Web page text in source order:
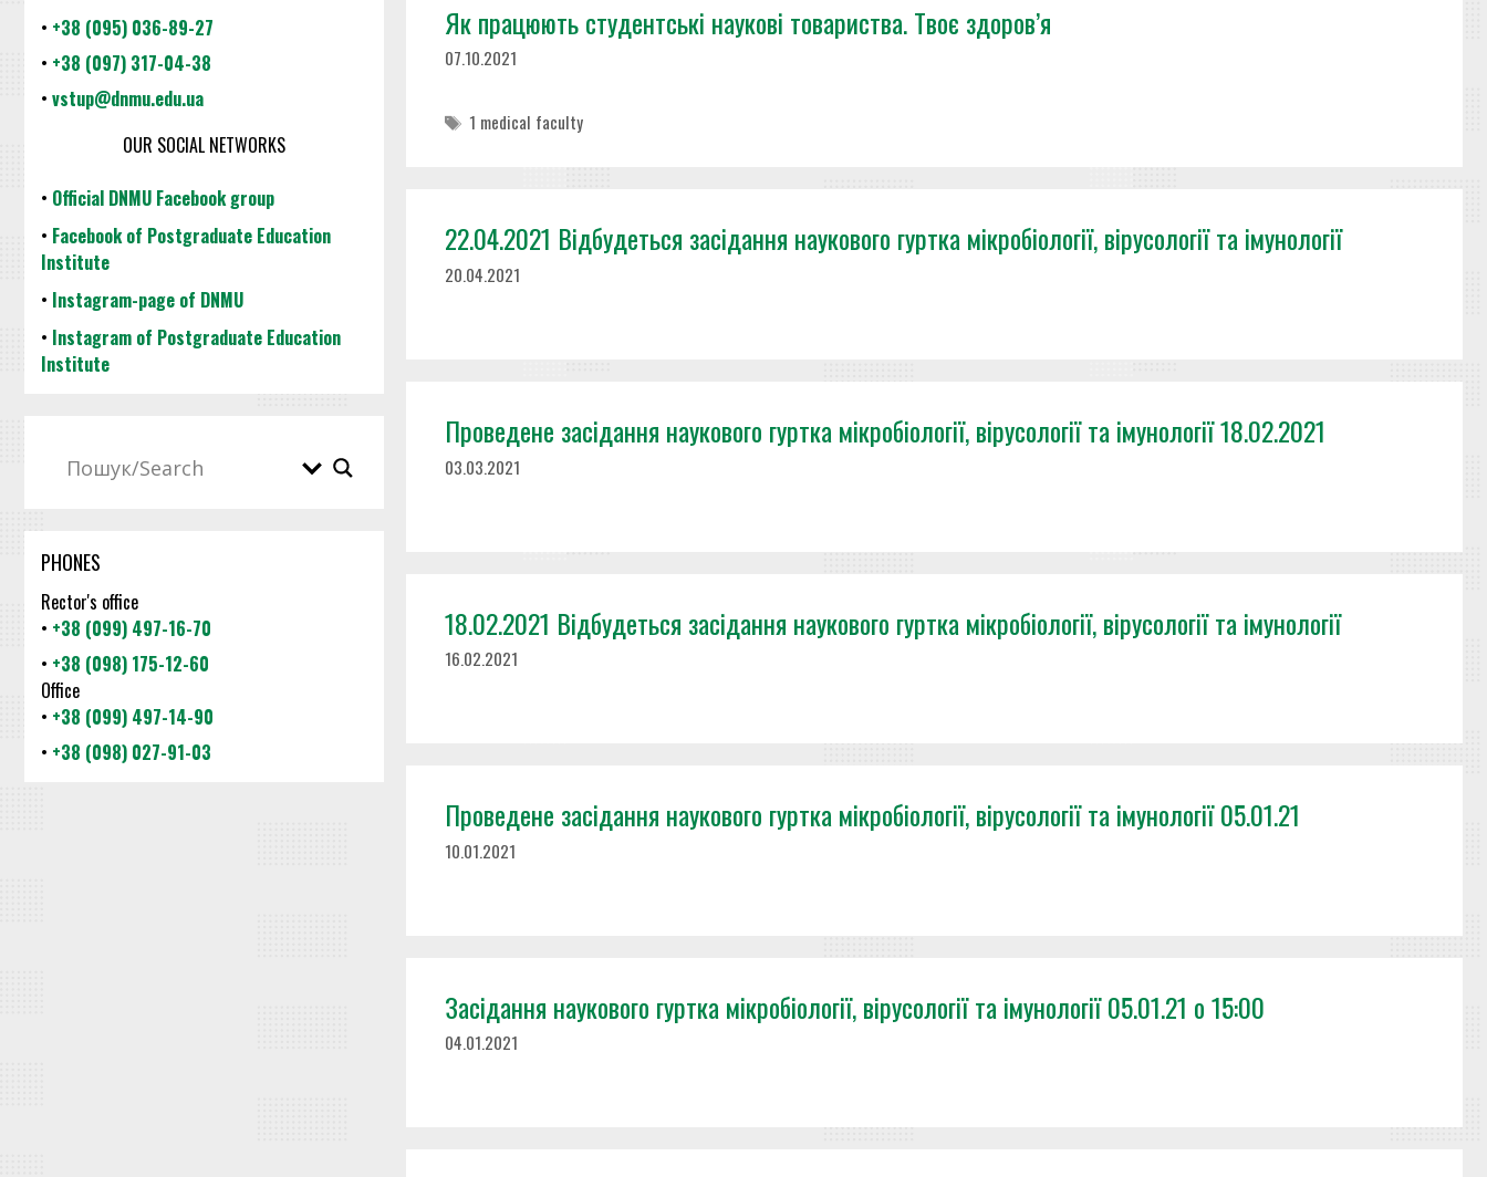
Як працюють студентські наукові товариства. Твоє здоров’я
07.10.2021
Tags
1 medical faculty
22.04.2021 Відбудеться засідання наукового гуртка мікробіології, вірусології та імунології
20.04.2021
Проведене засідання наукового гуртка мікробіології, вірусології та імунології 18.02.2021
03.03.2021
18.02.2021 Відбудеться засідання наукового гуртка мікробіології, вірусології та імунології
16.02.2021
Проведене засідання наукового гуртка мікробіології, вірусології та імунології 05.01.21
10.01.2021
Засідання наукового гуртка мікробіології, вірусології та імунології 05.01.21 о 15:00
04.01.2021
• +38 (095) 036-89-27
• +38 (097) 317-04-38
• vstup@dnmu.edu.ua
OUR SOCIAL NETWORKS
• Official DNMU Facebook group
• Facebook of Postgraduate Education
Institute
• Instagram-page of DNMU
• Instagram of Postgraduate Education
Institute
PHONES
Rector's office
• +38 (099) 497-16-70
• +38 (098) 175-12-60
Office
• +38 (099) 497-14-90
• +38 (098) 027-91-03